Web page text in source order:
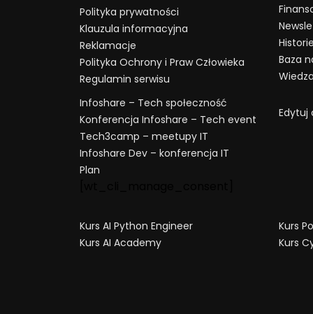
Polityka prywatności
Klauzula informacyjna
Reklamacje
Polityka Ochrony i Praw Człowieka
Regulamin serwisu
Infoshare – Tech społeczność
Konferencja Infoshare – Tech event
Tech3camp – meetupy IT
Infoshare Dev – konferencja IT
Plan
Baza
Edytuj
Kurs AI Python Engineer
Kurs AI Academy
Kurs
Kurs